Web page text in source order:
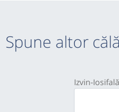
Spune altor
Izvin-